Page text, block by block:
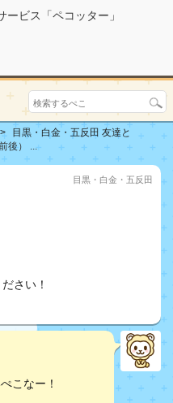
ビス「ペコッター」
目黒・白金・五反田 友達と
後） ...
目黒・白金・五反田
さい！
こなー！